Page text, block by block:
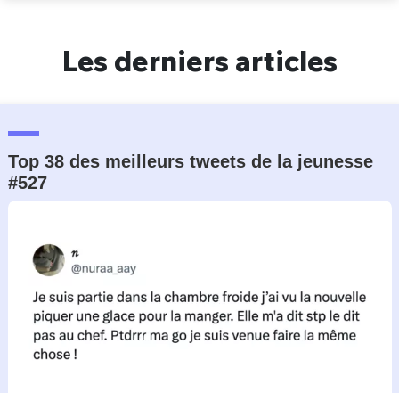
Les derniers articles
Top 38 des meilleurs tweets de la jeunesse
#527